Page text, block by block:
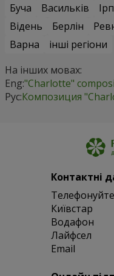
Буча
Васильків
Відень
Берлін
Варна
інші регіони
На інших мовах:
Eng:"Charlotte"
Рус:Композиция
Контактні
Київстар
Водафон
Лайфсел
Email